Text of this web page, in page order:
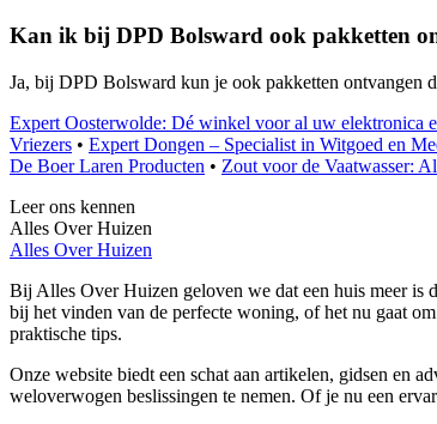
Kan ik bij DPD Bolsward ook pakketten
Ja, bij DPD Bolsward kun je ook pakketten ontvangen
Expert Oosterwolde: Dé winkel voor al uw elektronica
Vriezers • Expert Dongen – Specialist in Witgoed en
De Boer Laren Producten • Zout voor de Vaatwasser:
Leer ons kennen
Alles Over Huizen
Alles Over Huizen
Bij Alles Over Huizen geloven we dat een huis meer is
bij het vinden van de perfecte woning, of het nu gaat
praktische tips.
Onze website biedt een schat aan artikelen, gidsen en
weloverwogen beslissingen te nemen. Of je nu een